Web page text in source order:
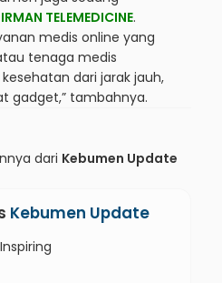
TELEMEDICINE.
medis online yang
tenaga medis
dari jarak jauh,
gadget,” tambahnya.
dari Kebumen Update
Kebumen Update